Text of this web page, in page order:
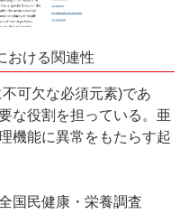
おける関連性
可欠な必須元素)であ
な役割を担っている。亜
機能に異常をもたらす起
国民健康・栄養調査